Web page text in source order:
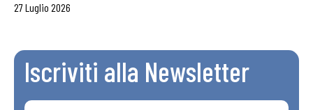
27 Luglio 2026
Iscriviti alla Newsletter